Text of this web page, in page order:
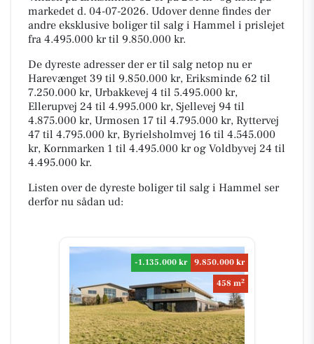
markedet d. 04-07-2026. Udover denne findes der
andre eksklusive boliger til salg i Hammel i prislejet
fra 4.495.000 kr til 9.850.000 kr.
De dyreste adresser der er til salg netop nu er
Harevænget 39 til 9.850.000 kr, Eriksminde 62 til
7.250.000 kr, Urbakkevej 4 til 5.495.000 kr,
Ellerupvej 24 til 4.995.000 kr, Sjellevej 94 til
4.875.000 kr, Urmosen 17 til 4.795.000 kr, Ryttervej
47 til 4.795.000 kr, Byrielsholmvej 16 til 4.545.000
kr, Kornmarken 1 til 4.495.000 kr og Voldbyvej 24 til
4.495.000 kr.
Listen over de dyreste boliger til salg i Hammel ser
derfor nu sådan ud:
-1.135.000 kr
9.850.000 kr
458 m2